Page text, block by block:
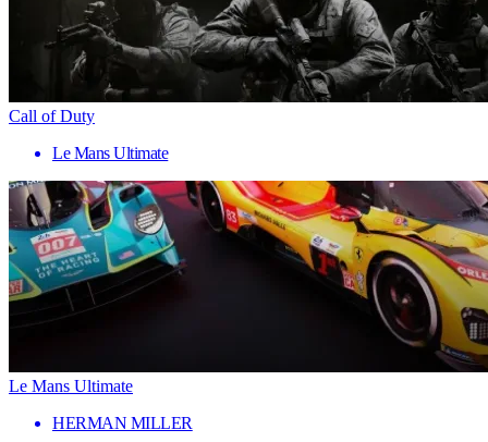
Call of Duty
Le Mans Ultimate
Le Mans Ultimate
HERMAN MILLER